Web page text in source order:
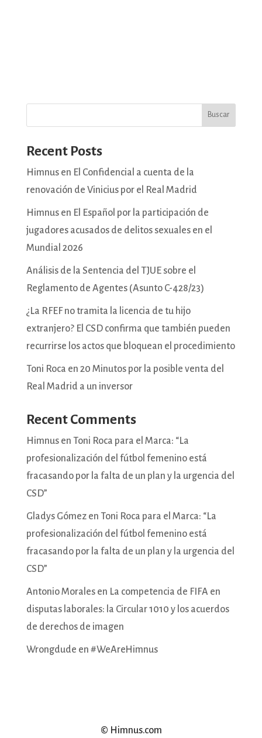
Buscar
Recent Posts
Himnus en El Confidencial a cuenta de la
renovación de Vinicius por el Real Madrid
Himnus en El Español por la participación de
jugadores acusados de delitos sexuales en el
Mundial 2026
Análisis de la Sentencia del TJUE sobre el
Reglamento de Agentes (Asunto C-428/23)
¿La RFEF no tramita la licencia de tu hijo
extranjero? El CSD confirma que también pueden
recurrirse los actos que bloquean el procedimiento
Toni Roca en 20 Minutos por la posible venta del
Real Madrid a un inversor
Recent Comments
Himnusen Toni Roca para el Marca: “La
profesionalización del fútbol femenino está
fracasando por la falta de un plan y la urgencia del
CSD”
Gladys Gómezen Toni Roca para el Marca: “La
profesionalización del fútbol femenino está
fracasando por la falta de un plan y la urgencia del
CSD”
Antonio Moralesen La competencia de FIFA en
disputas laborales: la Circular 1010 y los acuerdos
de derechos de imagen
Wrongdude en #WeAreHimnus
© Himnus.com